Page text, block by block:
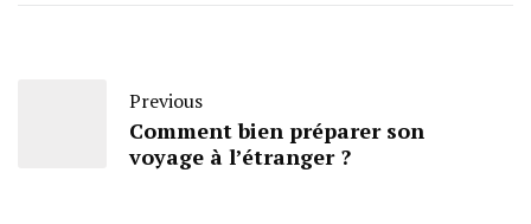
Previous
Comment bien préparer son
voyage à l’étranger ?